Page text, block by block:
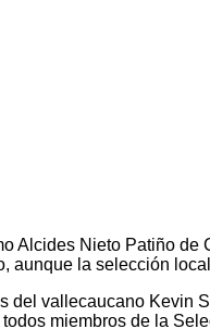
Alcides Nieto Patiño
aunque la selección
del vallecaucano
miembros de la